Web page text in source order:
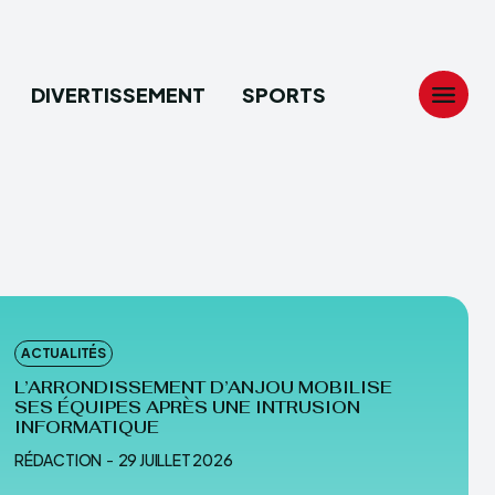
DIVERTISSEMENT SPORTS
ACTUALITÉS
L’ARRONDISSEMENT D’ANJOU MOBILISE
SES ÉQUIPES APRÈS UNE INTRUSION
INFORMATIQUE
RÉDACTION - 29 JUILLET 2026